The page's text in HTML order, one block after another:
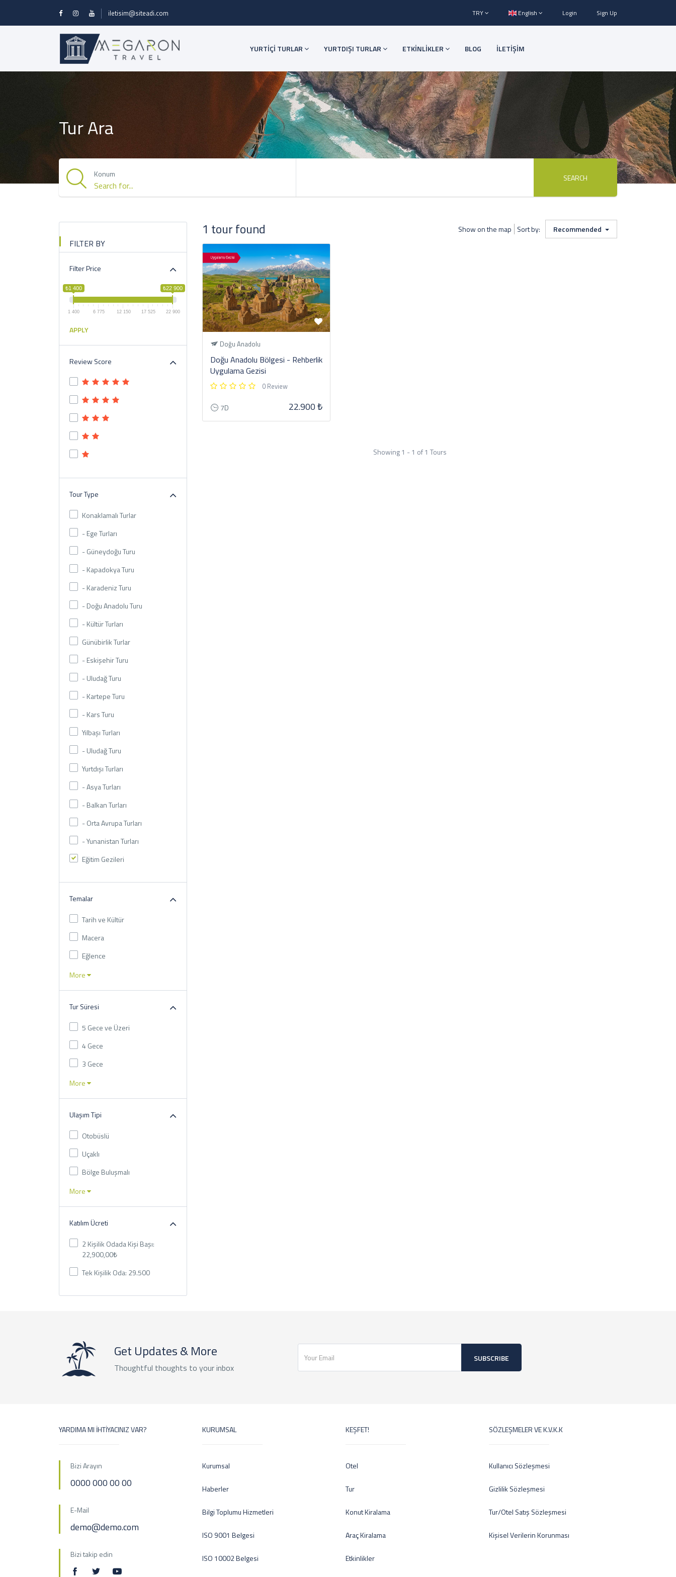
iletisim@siteadi.com TRY English Login Sign Up
YURTİÇİ TURLAR YURTDIŞI TURLAR ETKİNLİKLER BLOG İLETİŞİM
Tur Ara
Konum SEARCH
FILTER BY
Filter Price
₺1 400 ₺22 900
1 400 6 775 12 150 17 525 22 900
APPLY
Review Score
Tour Type
Konaklamalı Turlar
- Ege Turları
- Güneydoğu Turu
- Kapadokya Turu
- Karadeniz Turu
- Doğu Anadolu Turu
- Kültür Turları
Günübirlik Turlar
- Eskişehir Turu
- Uludağ Turu
- Kartepe Turu
- Kars Turu
Yılbaşı Turları
- Uludağ Turu
Yurtdışı Turları
- Asya Turları
- Balkan Turları
- Orta Avrupa Turları
- Yunanistan Turları
Eğitim Gezileri
Temalar
Tarih ve Kültür
Macera
Eğlence
More
Tur Süresi
5 Gece ve Üzeri
4 Gece
3 Gece
More
Ulaşım Tipi
Otobüslü
Uçaklı
Bölge Buluşmalı
More
Katılım Ücreti
2 Kişilik Odada Kişi Başı:
22,900,00₺
Tek Kişilik Oda: 29.500
1 tour found Show on the map Sort by: Recommended
Doğu Anadolu
Doğu Anadolu Bölgesi - Rehberlik
Uygulama Gezisi
0 Review
7D 22.900 ₺
Showing 1 - 1 of 1 Tours
Get Updates & More
Thoughtful thoughts to your inbox
SUBSCRIBE
YARDIMA MI İHTİYACINIZ VAR?
Bizi Arayın
0000 000 00 00
E-Mail
demo@demo.com
Bizi takip edin
KURUMSAL
Kurumsal
Haberler
Bilgi Toplumu Hizmetleri
ISO 9001 Belgesi
ISO 10002 Belgesi
KEŞFET!
Otel
Tur
Konut Kiralama
Araç Kiralama
Etkinlikler
SÖZLEŞMELER VE K.V.K.K
Kullanıcı Sözleşmesi
Gizlilik Sözleşmesi
Tur/Otel Satış Sözleşmesi
Kişisel Verilerin Korunması